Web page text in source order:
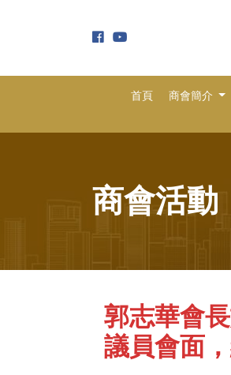
首頁 商會簡介
商會活動
郭志華會
議員會面